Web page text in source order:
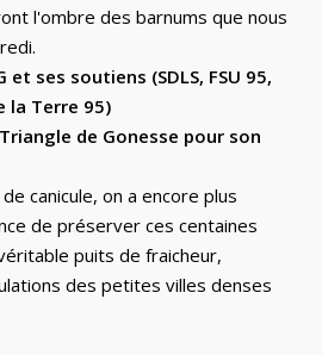
l'ombre des barnums que nous
et ses soutiens (SDLS, FSU 95,
la Terre 95)
de Gonesse pour son
canicule, on a encore plus
de préserver ces centaines
puits de fraicheur,
des petites villes denses